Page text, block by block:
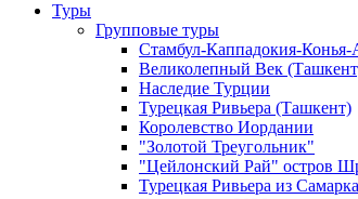
Туры
Групповые туры
Стамбул-Каппадокия-Конья-
Великолепный Век
Наследие Турции
Турецкая Ривьера (Ташкент)
Королевство Иордании
"Золотой Треугольник"
"Цейлонский Рай" остров
Турецкая Ривьера из